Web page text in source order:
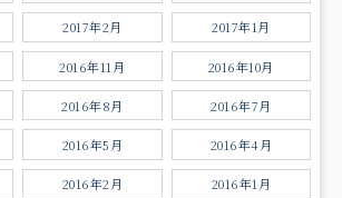
2017年2月 2017年1月
2016年11月 2016年10月
2016年8月 2016年7月
2016年5月 2016年4月
2016年2月 2016年1月